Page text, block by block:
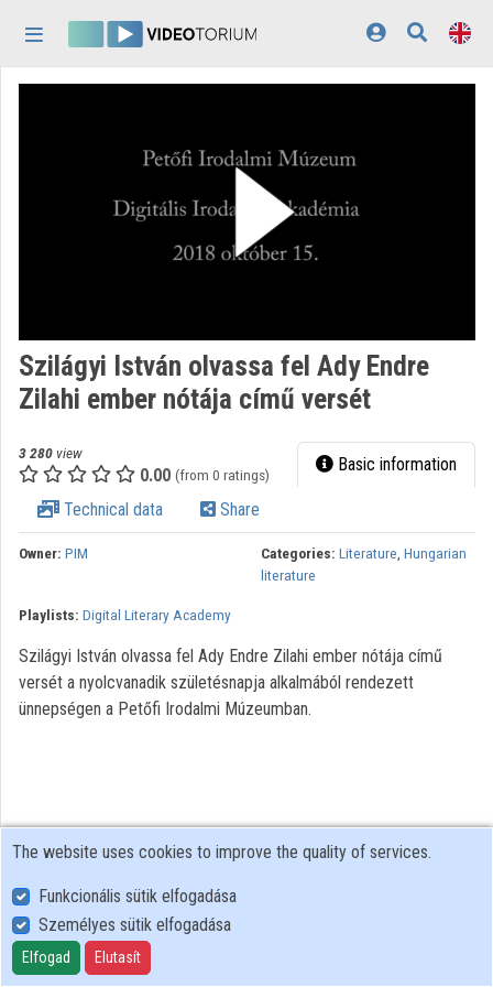
Contributors
Szilágyi István olvassa fel Ady Endre
Zilahi ember nótája című versét
3 280 view
0.00 (from 0 ratings) Basic information
Technical data Share
Owner: PIM Categories: Literature, Hungarian
literature
Playlists: Digital Literary Academy
Szilágyi István olvassa fel Ady Endre Zilahi ember nótája című
versét a nyolcvanadik születésnapja alkalmából rendezett
ünnepségen a Petőfi Irodalmi Múzeumban.
User Policy
Adatkezelési tájékoztató (en)
Cookie Policy
The website uses cookies to improve the quality of services.
Funkcionális sütik elfogadása
Személyes sütik elfogadása
Elfogad Elutasít